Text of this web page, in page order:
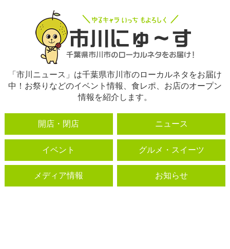
「市川ニュース」は千葉県市川市のローカルネタをお届け
中！お祭りなどのイベント情報、食レポ、お店のオープン
情報を紹介します。
開店・閉店 ニュース
イベント グルメ・スイーツ
メディア情報 お知らせ